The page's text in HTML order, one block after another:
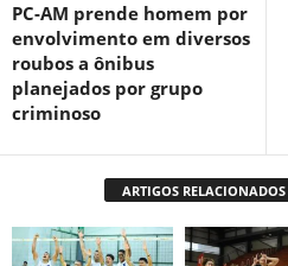
PC-AM prende homem por
envolvimento em diversos
roubos a ônibus
planejados por grupo
criminoso
ARTIGOS RELACIONADOS